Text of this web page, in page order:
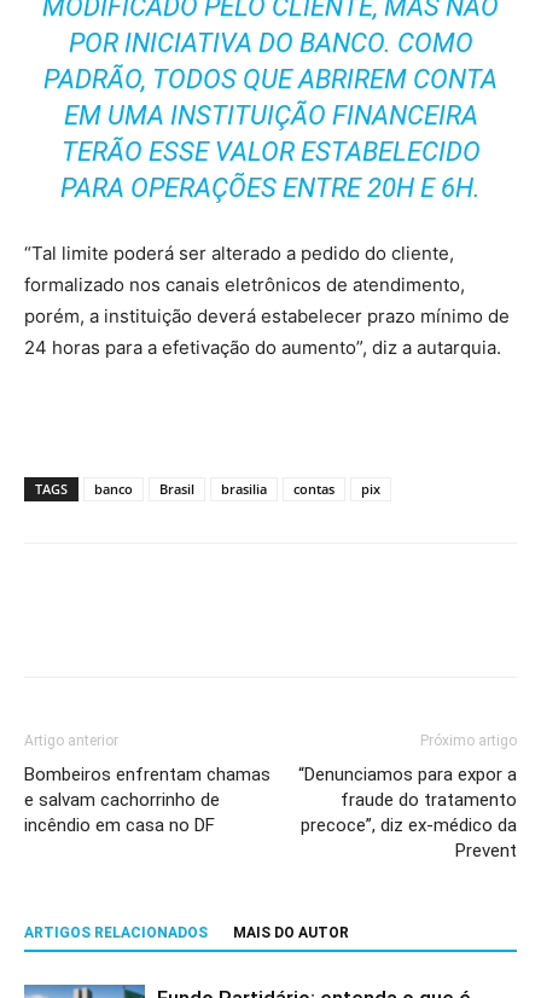
MODIFICADO PELO CLIENTE, MAS NÃO
POR INICIATIVA DO BANCO. COMO
PADRÃO, TODOS QUE ABRIREM CONTA
EM UMA INSTITUIÇÃO FINANCEIRA
TERÃO ESSE VALOR ESTABELECIDO
PARA OPERAÇÕES ENTRE 20H E 6H.
“Tal limite poderá ser alterado a pedido do cliente,
formalizado nos canais eletrônicos de atendimento,
porém, a instituição deverá estabelecer prazo mínimo de
24 horas para a efetivação do aumento”, diz a autarquia.
TAGS banco Brasil brasilia contas pix
Artigo anterior
Bombeiros enfrentam chamas
e salvam cachorrinho de
incêndio em casa no DF
Próximo artigo
“Denunciamos para expor a
fraude do tratamento
precoce”, diz ex-médico da
Prevent
ARTIGOS RELACIONADOS MAIS DO AUTOR